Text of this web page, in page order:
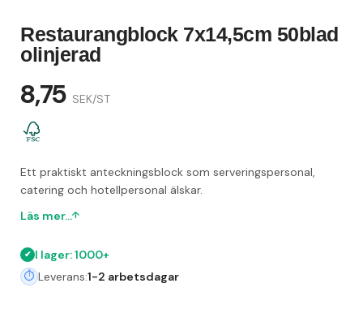
Restaurangblock 7x14,5cm 50blad
olinjerad
8,75 SEK/ST
Ett praktiskt anteckningsblock som serveringspersonal,
catering och hotellpersonal älskar.
Läs mer...
I lager: 1000+
Leverans:1-2 arbetsdagar